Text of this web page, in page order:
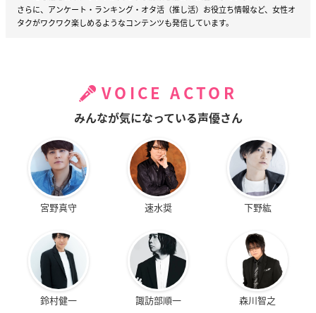
さらに、アンケート・ランキング・オタ活（推し活）お役立ち情報など、女性オ
タクがワクワク楽しめるようなコンテンツも発信しています。
VOICE ACTOR
みんなが気になっている声優さん
宮野真守 速水奨 下野紘
鈴村健一 諏訪部順一 森川智之